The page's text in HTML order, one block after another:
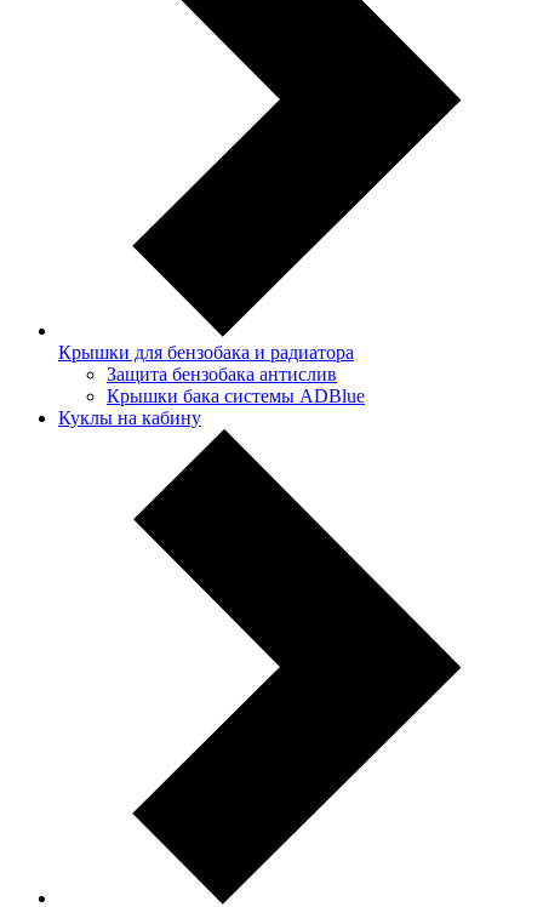
Крышки для бензобака и радиатора
Защита бензобака антислив
Крышки бака системы ADBlue
Куклы на кабину